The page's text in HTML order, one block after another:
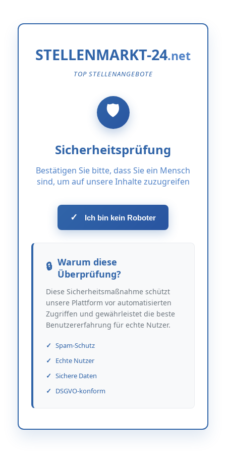
STELLENMARKT-24
TOP STELLENANGEBOTE
Sicherheitsprüfung
Bestätigen Sie bitte, dass Sie ein Mensch
sind, um auf unsere Inhalte zuzugreifen
✓ Ich bin kein Roboter
Warum diese
Überprüfung?
Diese Sicherheitsmaßnahme schützt
unsere Plattform vor automatisierten
Zugriffen und gewährleistet die beste
Benutzererfahrung für echte Nutzer.
Spam-Schutz
Echte Nutzer
Sichere Daten
DSGVO-konform